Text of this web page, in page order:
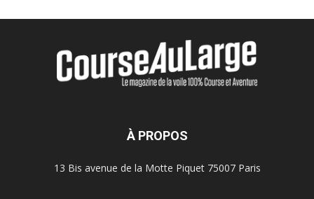
À PROPOS
13 Bis avenue de la Motte Piquet 75007 Paris